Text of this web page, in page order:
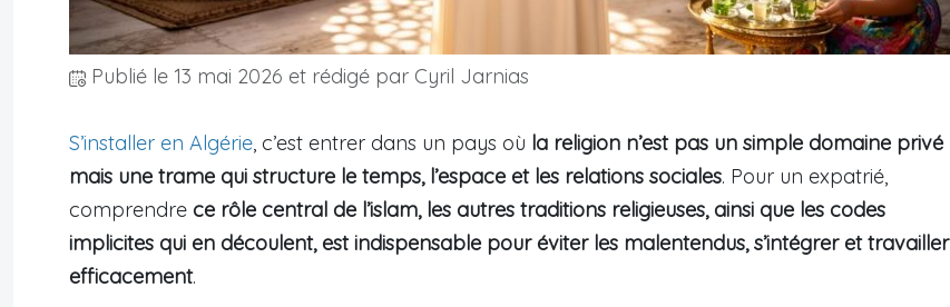
Publié le 13 mai 2026 et rédigé par Cyril Jarnias
S’installer en Algérie, c’est entrer dans un pays où la religion n’est pas un simple domaine privé
mais une trame qui structure le temps, l’espace et les relations sociales. Pour un expatrié,
comprendre ce rôle central de l’islam, les autres traditions religieuses, ainsi que les codes
implicites qui en découlent, est indispensable pour éviter les malentendus, s’intégrer et travailler
efficacement.